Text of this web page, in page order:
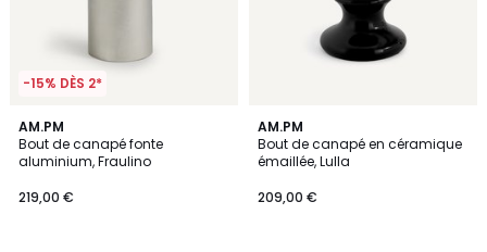
-15% DÈS 2*
AM.PM
Bout de canapé fonte
aluminium, Fraulino
219,00 €
4,6
/ 5
AM.PM
Bout de canapé en céramique
émaillée, Lulla
209,00 €
4,5
/ 5